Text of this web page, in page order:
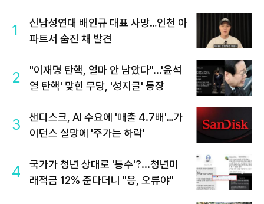
1
신남성연대 배인규 대표 사망…인천 아
파트서 숨진 채 발견
2
"이재명 탄핵, 얼마 안 남았다"...'윤석
열 탄핵' 맞힌 무당, '성지글' 등장
3
샌디스크, AI 수요에 '매출 4.7배'…가
이던스 실망에 '주가는 하락'
4
국가가 청년 상대로 '통수'?...청년미
래적금 12% 준다더니 "응, 오류야"